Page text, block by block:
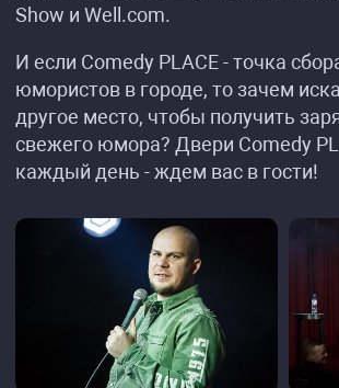
Show и Well.com.
И если Comedy PLACE - точка
юмористов в городе, то зачем
другое место, чтобы получить
свежего юмора? Двери Comedy
каждый день - ждем вас в гости!